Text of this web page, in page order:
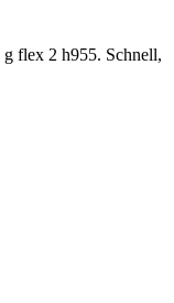
g flex 2 h955. Schnell,